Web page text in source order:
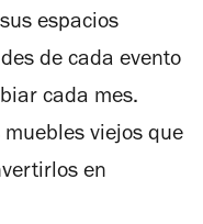
espacios
de cada evento
cada mes.
viejos que
en